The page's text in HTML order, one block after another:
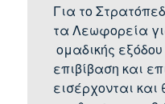
Για το
τα Λεωφορεία
ομαδικής
επιβίβαση και
εισέρχονται